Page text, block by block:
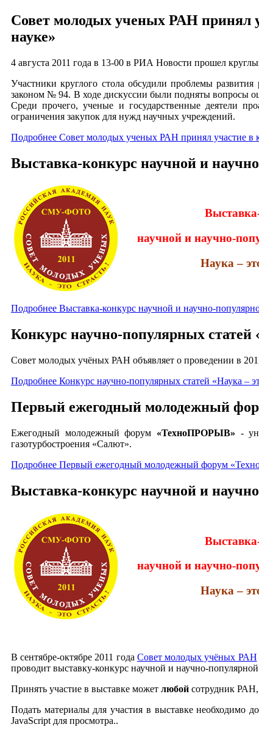
Совет молодых ученых РАН принял
науке»
4 августа 2011 года в 13-00 в РИА Новости прошел
Участники круглого стола обсудили проблемы
законом № 94. В ходе дискуссии были подняты вопросы
Среди прочего, ученые и государственные деятели
ограничения закупок для нужд научных учреждений.
Подробнее Совет молодых ученых РАН принял участие в
Выставка-конкурс научной и
научной и научно-
Наука –
Подробнее Выставка-конкурс научной и научно-
Конкурс научно-популярных статей
Совет молодых учёных РАН объявляет о проведении в
Подробнее Конкурс научно-популярных статей «Наука –
Первый ежегодный молодежный
Ежегодный молодежный форум «ТехноПРОРЫВ» -
газотурбостроения «Салют».
Подробнее Первый ежегодный молодежный форум
Выставка-конкурс научной и
научной и научно-
Наука –
В сентябре-октябре 2011 года Совет молодых учёных РАН
проводит выставку-конкурс научной и научно-
Принять участие в выставке может любой сотрудник РАН,
Подать материалы для участия в выставке необходимо
JavaScript для просмотра..